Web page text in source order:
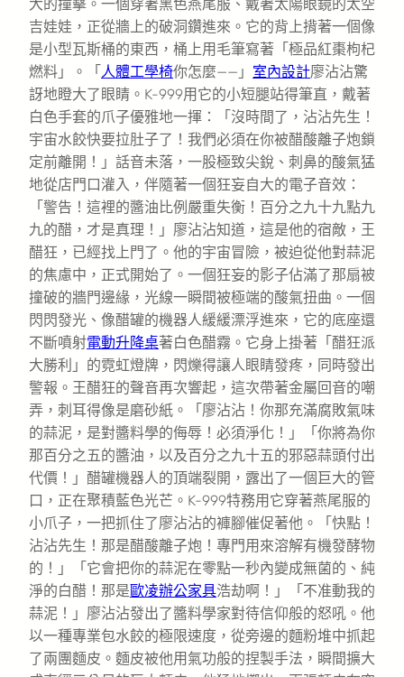
大的撞擊。一個穿著黑色燕尾服、戴著太陽眼鏡的太空
吉娃娃，正從牆上的破洞鑽進來。它的背上揹著一個像
是小型瓦斯桶的東西，桶上用毛筆寫著「極品紅棗枸杞
燃料」。「 人體工學椅你怎麼——」 室內設計廖沾沾驚
訝地瞪大了眼睛。K-999用它的小短腿站得筆直，戴著
白色手套的爪子優雅地一揮：「沒時間了，沾沾先生！
宇宙水餃快要拉肚子了！我們必須在你被醋酸離子炮鎖
定前離開！」話音未落，一股極致尖銳、刺鼻的酸氣猛
地從店門口灌入，伴隨著一個狂妄自大的電子音效：
「警告！這裡的醬油比例嚴重失衡！百分之九十九點九
九的醋，才是真理！」廖沾沾知道，這是他的宿敵，王
醋狂，已經找上門了。他的宇宙冒險，被迫從他對蒜泥
的焦慮中，正式開始了。一個狂妄的影子佔滿了那扇被
撞破的牆門邊緣，光線一瞬間被極端的酸氣扭曲。一個
閃閃發光、像醋罐的機器人緩緩漂浮進來，它的底座還
不斷噴射電動升降桌著白色醋霧。它身上掛著「醋狂派
大勝利」的霓虹燈牌，閃爍得讓人眼睛發疼，同時發出
警報。王醋狂的聲音再次響起，這次帶著金屬回音的嘲
弄，刺耳得像是磨砂紙。「廖沾沾！你那充滿腐敗氣味
的蒜泥，是對醬料學的侮辱！必須淨化！」「你將為你
那百分之五的醬油，以及百分之九十五的邪惡蒜頭付出
代價！」醋罐機器人的頂端裂開，露出了一個巨大的管
口，正在聚積藍色光芒。K-999特務用它穿著燕尾服的
小爪子，一把抓住了廖沾沾的褲腳催促著他。「快點！
沾沾先生！那是醋酸離子炮！專門用來溶解有機發酵物
的！」「它會把你的蒜泥在零點一秒內變成無菌的、純
淨的白醋！那是歐凌辦公家具浩劫啊！」「不准動我的
蒜泥！」廖沾沾發出了醬料學家對待信仰般的怒吼。他
以一種專業包水餃的極限速度，從旁邊的麵粉堆中抓起
了兩團麵皮。麵皮被他用氣功般的捏製手法，瞬間擴大